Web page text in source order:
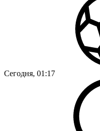
Сегодня, 01:17